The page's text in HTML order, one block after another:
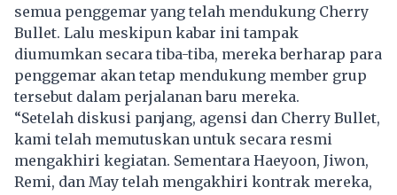
semua penggemar yang telah mendukung Cherry
Bullet. Lalu meskipun kabar ini tampak
diumumkan secara tiba-tiba, mereka berharap para
penggemar akan tetap mendukung member grup
tersebut dalam perjalanan baru mereka.
“Setelah diskusi panjang, agensi dan Cherry Bullet,
kami telah memutuskan untuk secara resmi
mengakhiri kegiatan. Sementara Haeyoon, Jiwon,
Remi, dan May telah mengakhiri kontrak mereka,